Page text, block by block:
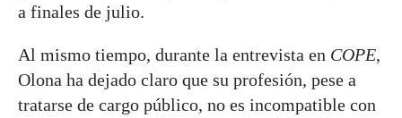
a finales de julio.
Al mismo tiempo, durante la entrevista en COPE,
Olona ha dejado claro que su profesión, pese a
tratarse de cargo público, no es incompatible con